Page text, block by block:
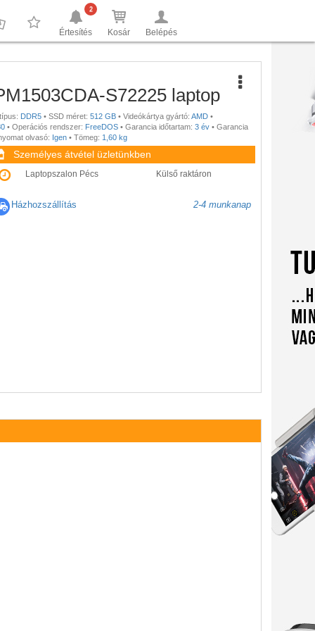
Értesítés
2
Kosár Belépés
S72225 laptop
DDR5 • SSD méret: 512 GB • Videókártya gyártó: AMD •
• Operációs rendszer: FreeDOS • Garancia időtartam: 3 év • Garancia
olvasó: Igen • Tömeg: 1,60 kg
Személyes átvétel üzletünkben
Laptopszalon Pécs Külső raktáron
Házhozszállítás 2-4 munkanap